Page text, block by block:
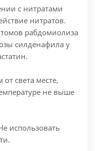
с нитратами
нитратов.
рабдомиолиза
силденафила у
света месте,
не выше
использовать